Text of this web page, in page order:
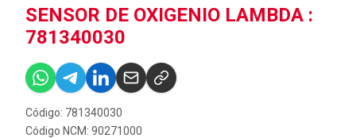
SENSOR DE OXIGENIO LAMBDA :
781340030
Código: 781340030
Código NCM: 90271000